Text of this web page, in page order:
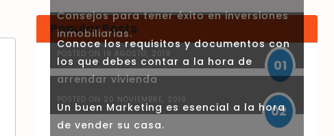
Popular Posts
Consejos para tener éxito en inversiones
inmobiliarias.
POSTED ON 19 AGOSTO, 2019
01
Conoce los requisitos y documentos con
los que debes contar a la hora de
arrendar vivienda
POSTED ON 20 NOVIEMBRE, 2019
02
Un buen Marketing es esencial a la hora
de vender su casa.